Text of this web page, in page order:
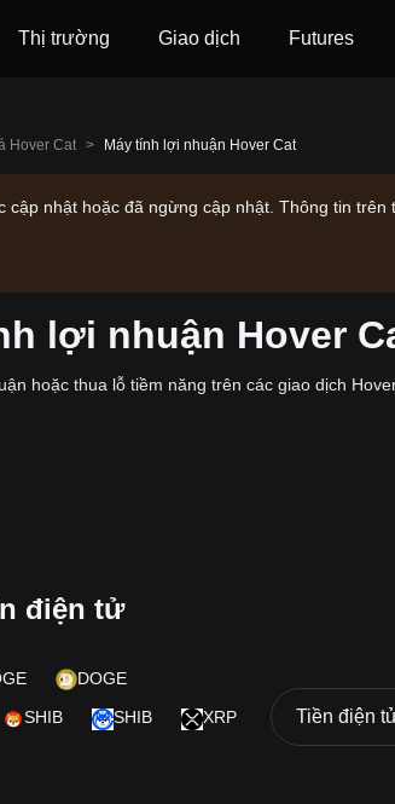
Thị trường Giao dịch Futures
Hover Cat > Máy tính lợi nhuận Hover Cat
cập nhật hoặc đã ngừng cập nhật. Thông tin
lợi nhuận Hover
hoặc thua lỗ tiềm năng trên các giao dịch
điện tử
DOGE
SHIB SHIB XRP Tiền điện